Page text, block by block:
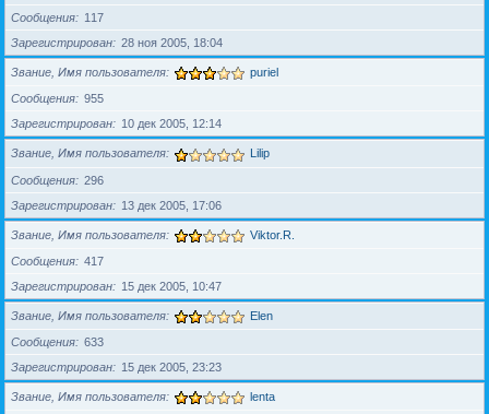
Сообщения
117
Зарегистрирован
28 ноя 2005, 18:04
Звание, Имя пользователя puriel
Сообщения
955
Зарегистрирован
10 дек 2005, 12:14
Звание, Имя пользователя Lilip
Сообщения
296
Зарегистрирован
13 дек 2005, 17:06
Звание, Имя пользователя Viktor.R.
Сообщения
417
Зарегистрирован
15 дек 2005, 10:47
Звание, Имя пользователя Elen
Сообщения
633
Зарегистрирован
15 дек 2005, 23:23
Звание, Имя пользователя lenta